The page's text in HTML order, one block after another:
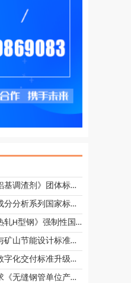
《炼钢用低氮铝基调渣剂》团体标准顺利通过专家评审
氟碳铈稀土矿成分分析系列国家标准物质正式获批
《建筑结构用热轧H型钢》强制性国家标准启动会召开
有色金属选矿与矿山节能设计标准迭代更新
有色金属工程数字化交付标准升级为国标
工信部公开征求《无缝钢管单位产品能源消耗技术要求》等4项黑色冶金行业标准报批意见